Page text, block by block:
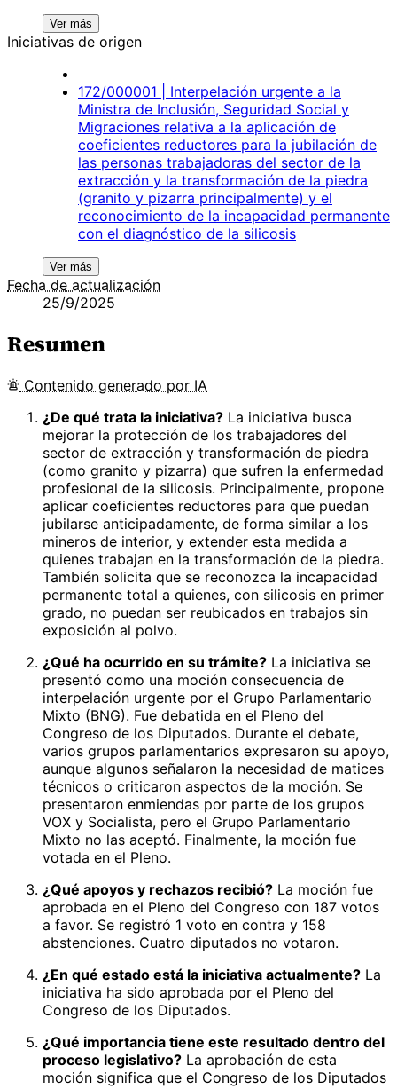
Ver más
Iniciativas de origen
172/000001 | Interpelación urgente a la
Ministra de Inclusión, Seguridad Social y
Migraciones relativa a la aplicación de
coeficientes reductores para la jubilación de
las personas trabajadoras del sector de la
extracción y la transformación de la piedra
(granito y pizarra principalmente) y el
reconocimiento de la incapacidad permanente
con el diagnóstico de la silicosis
Ver más
Fecha de actualización
25/9/2025
Resumen
Contenido generado por IA
¿De qué trata la iniciativa? La iniciativa busca
mejorar la protección de los trabajadores del
sector de extracción y transformación de piedra
(como granito y pizarra) que sufren la enfermedad
profesional de la silicosis. Principalmente, propone
aplicar coeficientes reductores para que puedan
jubilarse anticipadamente, de forma similar a los
mineros de interior, y extender esta medida a
quienes trabajan en la transformación de la piedra.
También solicita que se reconozca la incapacidad
permanente total a quienes, con silicosis en primer
grado, no puedan ser reubicados en trabajos sin
exposición al polvo.
¿Qué ha ocurrido en su trámite? La iniciativa se
presentó como una moción consecuencia de
interpelación urgente por el Grupo Parlamentario
Mixto (BNG). Fue debatida en el Pleno del
Congreso de los Diputados. Durante el debate,
varios grupos parlamentarios expresaron su apoyo,
aunque algunos señalaron la necesidad de matices
técnicos o criticaron aspectos de la moción. Se
presentaron enmiendas por parte de los grupos
VOX y Socialista, pero el Grupo Parlamentario
Mixto no las aceptó. Finalmente, la moción fue
votada en el Pleno.
¿Qué apoyos y rechazos recibió? La moción fue
aprobada en el Pleno del Congreso con 187 votos
a favor. Se registró 1 voto en contra y 158
abstenciones. Cuatro diputados no votaron.
¿En qué estado está la iniciativa actualmente? La
iniciativa ha sido aprobada por el Pleno del
Congreso de los Diputados.
¿Qué importancia tiene este resultado dentro del
proceso legislativo? La aprobación de esta
moción significa que el Congreso de los Diputados